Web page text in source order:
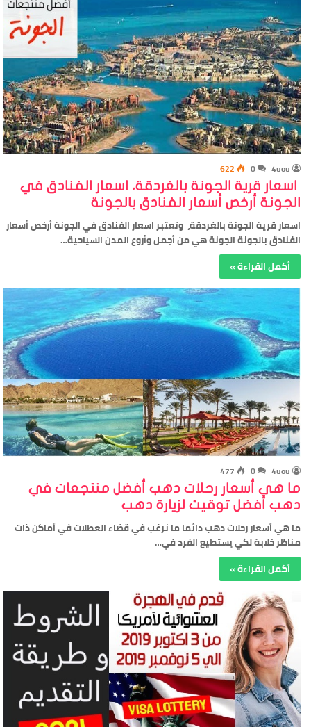
4uou
0
622
اسعار قرية الجونة بالغردقة، اسعار الفنادق في
الجونة أرخص أسعار الفنادق بالجونة
اسعار قرية الجونة بالغردقة، وتعتبر اسعار الفنادق في الجونة أرخص أسعار
الفنادق بالجونة الجونة هي من أجمل وأروع المدن السياحية…
أكمل القراءة »
4uou
0
477
ما هي أسعار رحلات دهب أفضل منتجعات في
دهب أفضل توقيت لزيارة دهب
ما هي أسعار رحلات دهب دائما ما نرغب في قضاء العطلات في أماكن ذات
مناظر خلابة لكي يستطيع الفرد في…
أكمل القراءة »